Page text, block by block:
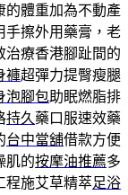
的體重加為不動產
手擦外用藥膏，老
治療香港腳趾間的
褲超彈力提臀瘦腿
泡腳包助眠燃脂排
持久 藥口服速效藥
台中當舖借款方便
肌的按摩油推薦多
程施艾草精萃足浴